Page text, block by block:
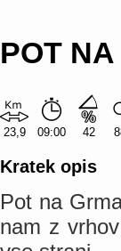
POT
23,9 09:00 42
Kratek opis
Pot na
nam z